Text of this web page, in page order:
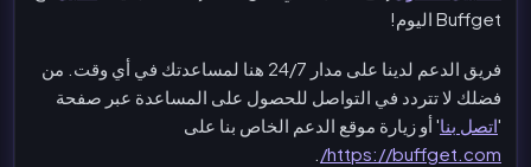
Buffget اليوم!
فريق الدعم لدينا على مدار 24/7 هنا لمساعدتك في أي وقت. من
فضلك لا تتردد في التواصل للحصول على المساعدة عبر صفحة
'اتصل بنا' أو زيارة موقع الدعم الخاص بنا على
https://buffget.com/